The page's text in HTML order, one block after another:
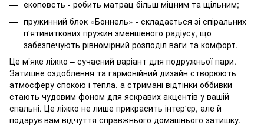
екоповсть - робить матрац більш міцним та щільним;
пружинний блок «Боннель» - складається зі спіральних
п'ятивиткових пружин зменшеного радіусу, що
забезпечують рівномірний розподіл ваги та комфорт.
Це м’яке ліжко – сучасний варіант для подружньої пари.
Затишне оздоблення та гармонійний дизайн створюють
атмосферу спокою і тепла, а стримані відтінки оббивки
стають чудовим фоном для яскравих акцентів у вашій
спальні. Це ліжко не лише прикрасить інтер'єр, але й
подарує вам відчуття справжнього домашнього затишку.